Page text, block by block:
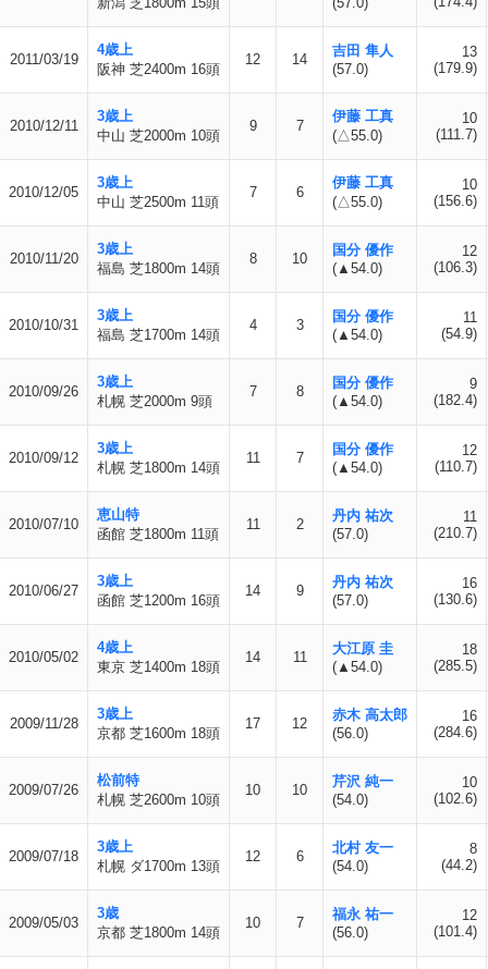
2011/03/19
4歳上
阪神 芝2400m 16頭
12 14
吉田 隼人
(57.0)
13
(179.9)
2010/12/11
3歳上
中山 芝2000m 10頭
9 7
伊藤 工真
(△55.0)
10
(111.7)
2010/12/05
3歳上
中山 芝2500m 11頭
7 6
伊藤 工真
(△55.0)
10
(156.6)
2010/11/20
3歳上
福島 芝1800m 14頭
8 10
国分 優作
(▲54.0)
12
(106.3)
2010/10/31
3歳上
福島 芝1700m 14頭
4 3
国分 優作
(▲54.0)
11
(54.9)
2010/09/26
3歳上
札幌 芝2000m 9頭
7 8
国分 優作
(▲54.0)
9
(182.4)
2010/09/12
3歳上
札幌 芝1800m 14頭
11 7
国分 優作
(▲54.0)
12
(110.7)
2010/07/10
恵山特
函館 芝1800m 11頭
11 2
丹内 祐次
(57.0)
11
(210.7)
2010/06/27
3歳上
函館 芝1200m 16頭
14 9
丹内 祐次
(57.0)
16
(130.6)
2010/05/02
4歳上
東京 芝1400m 18頭
14 11
大江原 圭
(▲54.0)
18
(285.5)
2009/11/28
3歳上
京都 芝1600m 18頭
17 12
赤木 高太郎
(56.0)
16
(284.6)
2009/07/26
松前特
札幌 芝2600m 10頭
10 10
芹沢 純一
(54.0)
10
(102.6)
2009/07/18
3歳上
札幌 ダ1700m 13頭
12 6
北村 友一
(54.0)
8
(44.2)
2009/05/03
3歳
京都 芝1800m 14頭
10 7
福永 祐一
(56.0)
12
(101.4)